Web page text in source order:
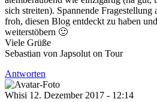
sich streiten). Spannende
froh, diesen Blog entdeckt zu haben
weiterstöbern 🙂
Viele Grüße
Sebastian von Japsolut on Tour
Antworten
Whisi 12. Dezember 2017 - 12:14